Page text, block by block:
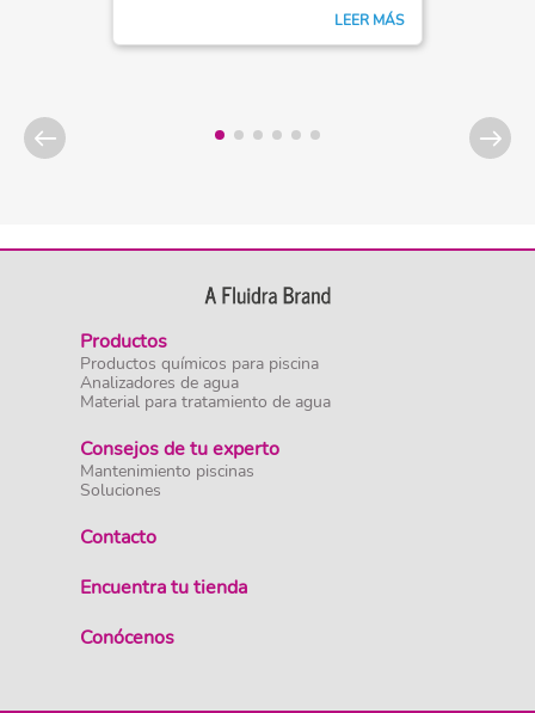
LEER MÁS
Productos
Productos químicos para piscina
Analizadores de agua
Material para tratamiento de agua
Consejos de tu experto
Mantenimiento piscinas
Soluciones
Contacto
Encuentra tu tienda
Conócenos